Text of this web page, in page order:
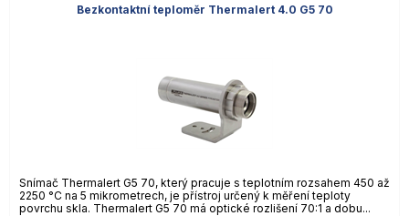
Bezkontaktní teploměr Thermalert 4.0 G5 70
Snímač Thermalert G5 70, který pracuje s teplotním rozsahem 450 až
2250 °C na 5 mikrometrech, je přístroj určený k měření teploty
povrchu skla. Thermalert G5 70 má optické rozlišení 70:1 a dobu...